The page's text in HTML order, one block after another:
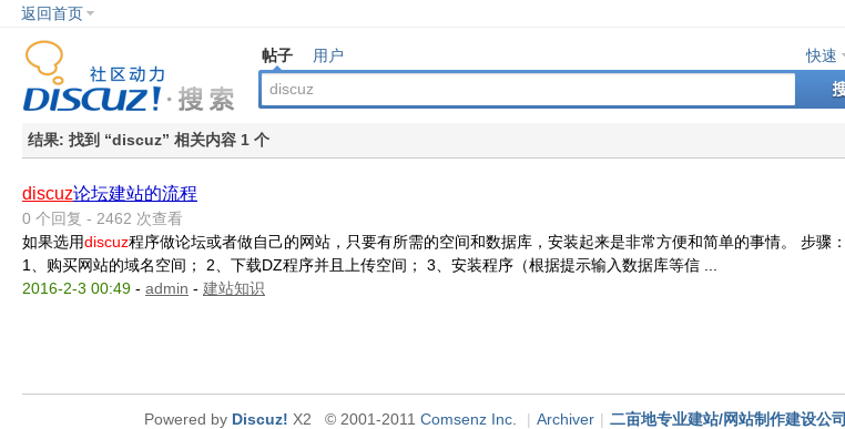
返回首页
快速
帖子 用户
结果: 找到 “discuz” 相关内容 1 个
discuz论坛建站的流程
0 个回复 - 2462 次查看
如果选用discuz程序做论坛或者做自己的网站，只要有所需的空间和数据库，安装起来是非常方便和简单的事情。 步骤：
1、购买网站的域名空间； 2、下载DZ程序并且上传空间； 3、安装程序（根据提示输入数据库等信 ...
2016-2-3 00:49 - admin - 建站知识
Powered by Discuz! X2 © 2001-2011 Comsenz Inc. | Archiver | 二亩地专业建站/网站制作建设公司